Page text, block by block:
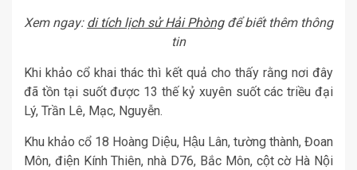
Xem ngay: di tích lịch sử Hải Phòngđể biết thêm thông
tin
Khi khảo cổ khai thác thì kết quả cho thấy rằng nơi đây
đã tồn tại suốt được 13 thế kỷ xuyên suốt các triều đại
Lý, Trần Lê, Mạc, Nguyễn.
Khu khảo cổ 18 Hoàng Diệu, Hậu Lân, tường thành, Đoan
Môn, điện Kính Thiên, nhà D76, Bắc Môn, cột cờ Hà Nội